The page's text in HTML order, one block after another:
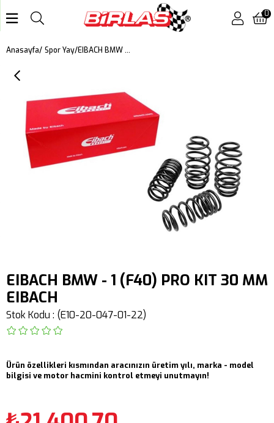
0
Anasayfa Spor Yay EIBACH BMW - 1 (F40) PRO KIT 30 MM
EIBACH BMW - 1 (F40) PRO KIT 30 MM
EIBACH
Stok Kodu (E10-20-047-01-22)
Ürün özellikleri kısmından aracınızın üretim yılı, marka - model
bilgisi ve motor hacmini kontrol etmeyi unutmayın!